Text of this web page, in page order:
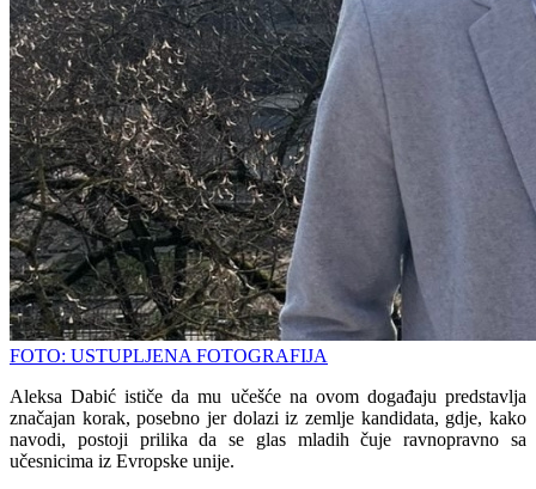
FOTO: USTUPLJENA FOTOGRAFIJA
Aleksa Dabić ističe da mu učešće na ovom događaju predstavlja
značajan korak, posebno jer dolazi iz zemlje kandidata, gdje, kako
navodi, postoji prilika da se glas mladih čuje ravnopravno sa
učesnicima iz Evropske unije.